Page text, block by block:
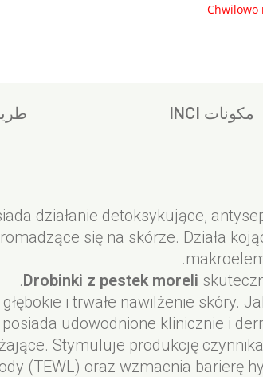
Chwilowo
مكونات INCI
działanie detoksykujące,
się na skórze. Działa
Drobinki z pestek moreli
i trwałe nawilżenie skóry.
udowodnione klinicznie i
Stymuluje produkcję
(TEWL) oraz wzmacnia barierę
Extract, Sodium Stearoyl Glutamate,
قم بفرزها بعد الاستخدام.